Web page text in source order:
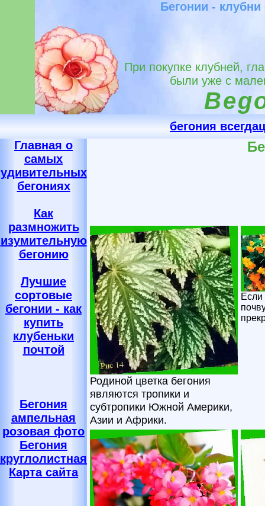
Бегонии -
При покупке клубней,
были уже с
бегония
Главная о
самых
удивительных
бегониях
Как
размножить
изумительную
бегонию
Лучшие
сортовые
бегонии - как
купить
клубеньки
почтой
Бегония
ампельная
розовая фото
Бегония
круглолистная
Карта сайта
Родиной цветка бегония
являются тропики и
субтропики Южной Америки,
Азии и Африки.
Если